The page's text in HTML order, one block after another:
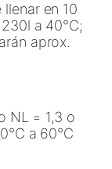
en 10
a 40°C;
aprox.
NL = 1,3 o
a 60°C